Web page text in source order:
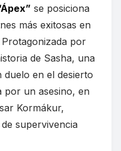
se posiciona
más exitosas en
por
de Sasha, una
en el desierto
por un asesino, en
Kormákur,
supervivencia